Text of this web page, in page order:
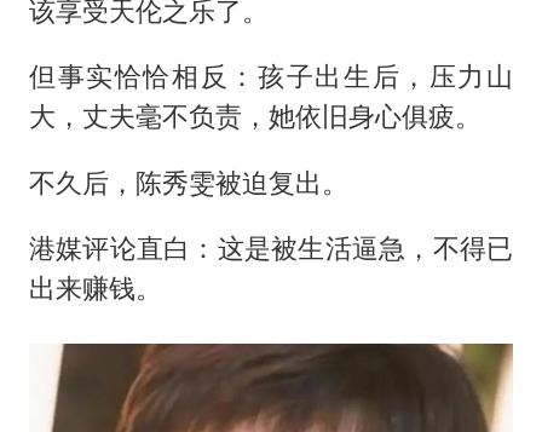
该享受天伦之乐了。
但事实恰恰相反：孩子出生后，压力山
大，丈夫毫不负责，她依旧身心俱疲。
不久后，陈秀雯被迫复出。
港媒评论直白：这是被生活逼急，不得已
出来赚钱。